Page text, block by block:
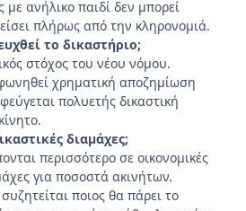
με ανήλικο παιδί δεν μπορεί
πλήρως από την κληρονομιά.
το δικαστήριο;
στόχος του νέου νόμου.
χρηματική αποζημίωση
πολυετής δικαστική
διαμάχες;
περισσότερο σε οικονομικές
για ποσοστά ακινήτων.
ποιος θα πάρει το